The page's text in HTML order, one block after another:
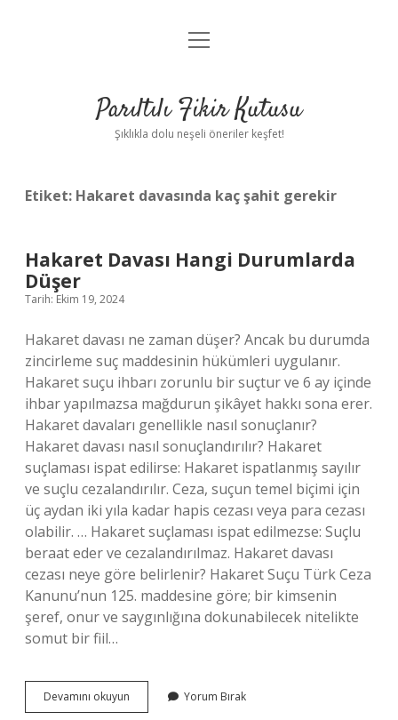
Anasayfa
Yasal Uyarı
menüyü
Parıltılı Fikir Kutusu
Şıklıkla dolu neşeli öneriler keşfet!
Etiket: Hakaret davasında kaç şahit gerekir
Hakaret Davası Hangi Durumlarda
Düşer
Tarih: Ekim 19, 2024
Hakaret davası ne zaman düşer? Ancak bu durumda
zincirleme suç maddesinin hükümleri uygulanır.
Hakaret suçu ihbarı zorunlu bir suçtur ve 6 ay içinde
ihbar yapılmazsa mağdurun şikâyet hakkı sona erer.
Hakaret davaları genellikle nasıl sonuçlanır?
Hakaret davası nasıl sonuçlandırılır? Hakaret
suçlaması ispat edilirse: Hakaret ispatlanmış sayılır
ve suçlu cezalandırılır. Ceza, suçun temel biçimi için
üç aydan iki yıla kadar hapis cezası veya para cezası
olabilir. … Hakaret suçlaması ispat edilmezse: Suçlu
beraat eder ve cezalandırılmaz. Hakaret davası
cezası neye göre belirlenir? Hakaret Suçu Türk Ceza
Kanunu’nun 125. maddesine göre; bir kimsenin
şeref, onur ve saygınlığına dokunabilecek nitelikte
somut bir fiil…
Devamını okuyun Hakaret
Davası
Yorum Bırak